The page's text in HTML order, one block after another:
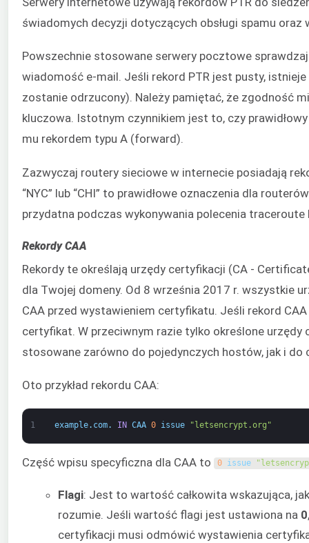
świadomych decyzji dotyczących obsługi spamu
Powszechnie stosowane serwery pocztowe
wiadomość e-mail. Jeśli rekord PTR jest pusty,
zostanie odrzucony). Należy pamiętać, że zgodność
kluczowa. Istotnym czynnikiem jest to, czy
mu rekordem typu A (forward).
Zazwyczaj routery sieciowe w internecie posiadają
“NYC” lub “CHI” to prawidłowe oznaczenia dla
przydatna podczas wykonywania polecenia
Rekordy CAA
Rekordy te określają urzędy certyfikacji (CA -
dla Twojej domeny. Od 8 września 2017 r. wszystkie
CAA przed wystawieniem certyfikatu. Jeśli rekord
certyfikat. W przeciwnym razie tylko określone
stosowane zarówno do pojedynczych hostów, jak i do
Oto przykład rekordu CAA:
1 example. com. IN CAA 0 issue "letsencrypt.org"
Część wpisu specyficzna dla CAA to 0 issue
Flagi: Jest to wartość całkowita wskazująca,
rozumie. Jeśli wartość flagi jest ustawiona na 0
certyfikacji musi odmówić wystawienia